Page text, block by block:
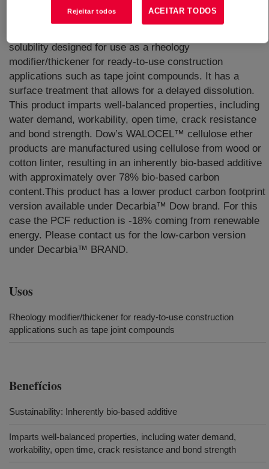
solubility designed for use as a rheology
modifier/thickener for ready-to-use construction
applications such as tape joint compounds. It has a
surface treatment that allows for a delayed dissolution.
This product imparts well-balanced properties, including
water demand, workability, open time, crack resistance
and bond strength. Dow’s WALOCEL™ cellulose ether
products are manufactured using cellulose from wood or
cotton linter, resulting in an inherently bio-based additive
with approximately over 78% bio-based carbon
content.This product has a lower product carbon footprint
version available under Decarbia™ Dow brand. For this
case the PCF reduction is -18% coming from renewable
energy. Please contact us for the low-carbon version
under Decarbia™ BRAND.
Usos
Rheology modifier/thickener for ready-to-use construction
applications such as tape joint compounds
Benefícios
Sustainability: Inherently bio-based additive
Imparts well-balanced properties, including water demand,
workability, open time, crack resistance and bond strength
Rejeitar todos ACEITAR TODOS